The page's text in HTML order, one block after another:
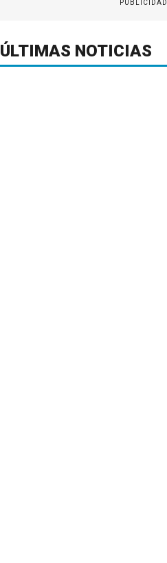
PUBLICIDAD
ÚLTIMAS NOTICIAS